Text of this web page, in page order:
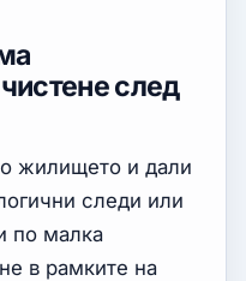
след
жилището и дали
следи или
по малка
в рамките на